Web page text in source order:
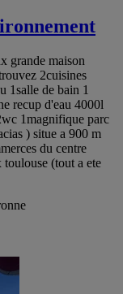
grande maison
2cuisines
1salle de bain 1
recup d'eau 4000l
1magnifique parc
) situe a 900 m
du centre
(tout a ete